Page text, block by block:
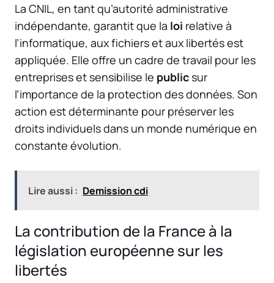
La CNIL, en tant qu’autorité administrative
indépendante, garantit que la loi relative à
l’informatique, aux fichiers et aux libertés est
appliquée. Elle offre un cadre de travail pour les
entreprises et sensibilise le publicsur
l’importance de la protection des données. Son
action est déterminante pour préserver les
droits individuels dans un monde numérique en
constante évolution.
Lire aussi : Demission cdi
La contribution de la France à la
législation européenne sur les
libertés